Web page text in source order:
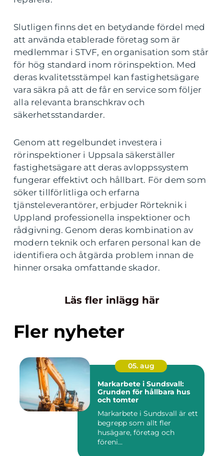
Slutligen finns det en betydande fördel med
att använda etablerade företag som är
medlemmar i STVF, en organisation som står
för hög standard inom rörinspektion. Med
deras kvalitetsstämpel kan fastighetsägare
vara säkra på att de får en service som följer
alla relevanta branschkrav och
säkerhetsstandarder.
Genom att regelbundet investera i
rörinspektioner i Uppsala säkerställer
fastighetsägare att deras avloppssystem
fungerar effektivt och hållbart. För dem som
söker tillförlitliga och erfarna
tjänsteleverantörer, erbjuder Rörteknik i
Uppland professionella inspektioner och
rådgivning. Genom deras kombination av
modern teknik och erfaren personal kan de
identifiera och åtgärda problem innan de
hinner orsaka omfattande skador.
Läs fler inlägg här
Fler nyheter
05. aug
Markarbete i Sundsvall:
Grunden för hållbara hus
och tomter
Markarbete i Sundsvall är ett
begrepp som allt fler
husägare, företag och
föreni...